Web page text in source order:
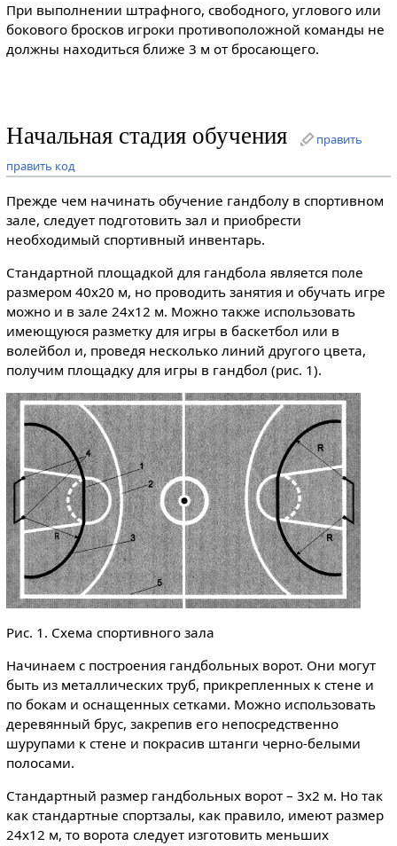
При выполнении штрафного, свободного, углового или
бокового бросков игроки противоположной команды не
должны находиться ближе 3 м от бросающего.
Начальная стадия обучения
править
править код
Прежде чем начинать обучение гандболу в спортивном
зале, следует подготовить зал и приобрести
необходимый спортивный инвентарь.
Стандартной площадкой для гандбола является поле
размером 40x20 м, но проводить занятия и обучать игре
можно и в зале 24x12 м. Можно также использовать
имеющуюся разметку для игры в баскетбол или в
волейбол и, проведя несколько линий другого цвета,
получим площадку для игры в гандбол (рис. 1).
Рис. 1. Схема спортивного зала
Начинаем с построения гандбольных ворот. Они могут
быть из металлических труб, прикрепленных к стене и
по бокам и оснащенных сетками. Можно использовать
деревянный брус, за­крепив его непосредственно
шурупами к стене и покрасив штанги черно-белыми
полосами.
Стандартный размер гандбольных ворот – 3x2 м. Но так
как стандартные спортзалы, как правило, имеют размер
24x12 м, то ворота следует изготовить меньших